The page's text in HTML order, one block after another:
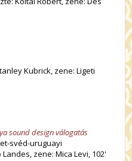
Kubrick, zene: Ligeti
sound design válogatás
svéd-uruguayi
zene: Mica Levi, 102'